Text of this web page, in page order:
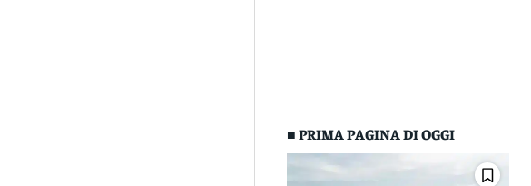
■ PRIMA PAGINA DI OGGI